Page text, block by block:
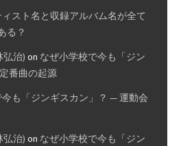
スト名と収録アルバム名が全て
る？
弘治) on なぜ小学校で今も「ジン
番曲の起源
も「ジンギスカン」？ — 運動会
弘治) on なぜ小学校で今も「ジン